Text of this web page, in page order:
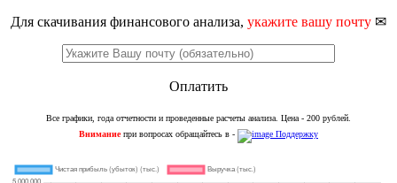
Для скачивания финансового анализа, укажите вашу почту ✉
Оплатить
Все графики, года отчетности и проведенные расчеты анализа. Цена - 200 рублей.
Внимание при вопросах обращайтесь в - Поддержку